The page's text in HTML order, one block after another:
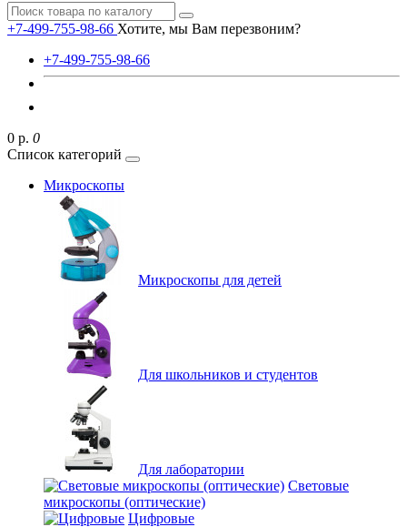
+7-499-755-98-66 Хотите, мы Вам перезвоним?
+7-499-755-98-66
0 р. 0
Список категорий
Микроскопы
Микроскопы для детей
Для школьников и студентов
Для лаборатории
Световые
микроскопы (оптические)
Цифровые